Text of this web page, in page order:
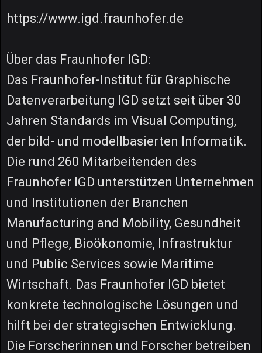
https://www.igd.fraunhofer.de
Über das Fraunhofer IGD:
Das Fraunhofer-Institut für Graphische
Datenverarbeitung IGD setzt seit über 30
Jahren Standards im Visual Computing,
der bild- und modellbasierten Informatik.
Die rund 260 Mitarbeitenden des
Fraunhofer IGD unterstützen Unternehmen
und Institutionen der Branchen
Manufacturing and Mobility, Gesundheit
und Pflege, Bioökonomie, Infrastruktur
und Public Services sowie Maritime
Wirtschaft. Das Fraunhofer IGD bietet
konkrete technologische Lösungen und
hilft bei der strategischen Entwicklung.
Die Forscherinnen und Forscher betreiben